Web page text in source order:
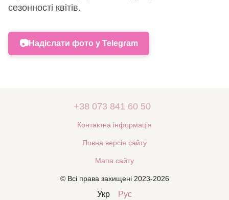
сезонності квітів.
📷Надіслати фото у Telegram
+38 073 841 60 50
Контактна інформація
Повна версія сайту
Мапа сайту
© Всі права захищені 2023-2026
Укр Рус